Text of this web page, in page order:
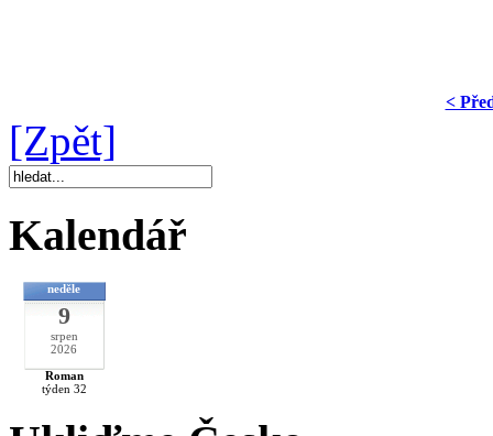
<
[Zpět]
Kalendář
neděle
9
srpen
2026
Roman
týden 32